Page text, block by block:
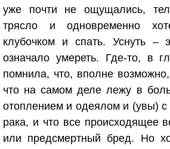
уже почти не ощущались,
трясло и одновременно
клубочком и спать. Уснуть –
означало умереть. Где-то, в
помнила, что, вполне
что на самом деле лежу в
отоплением и одеялом и (увы) с
рака, и что все происходящее
или предсмертный бред. Но